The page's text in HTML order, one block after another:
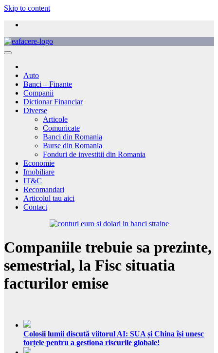
Skip to content
Auto
Banci – Finante
Companii
Dictionar Financiar
Diverse
Articole
Comunicate
Banci din Romania
Burse din Romania
Fonduri de investitii din Romania
Economie
Imobiliare
IT&C
Recomandari
Articolul tau aici
Contact
Companiile trebuie sa prezinte,
semestrial, la Fisc situatia
facturilor emise
Colosii lumii discută viitorul AI: SUA și China își unesc
forțele pentru a gestiona riscurile globale!